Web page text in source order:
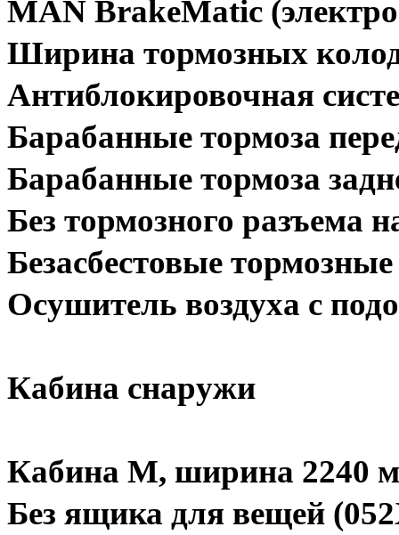
MAN BrakeMatic
Ширина тормозных
Антиблокировочная
Барабанные тормоза
Барабанные тормоза
Без тормозного разъема
Безасбестовые
Осушитель воздуха с
Кабина снаружи
Кабина M, ширина 2240
Без ящика для вещей